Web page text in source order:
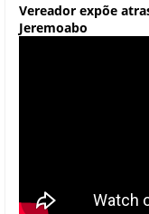
Vereador expõe
Jeremoabo